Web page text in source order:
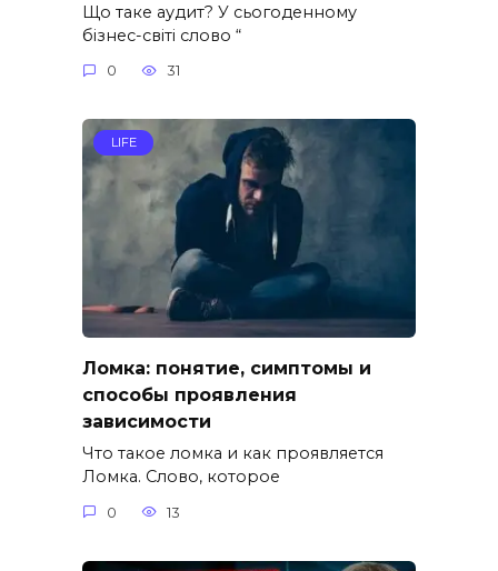
Що таке аудит? У сьогоденному
бізнес-світі слово “
0 31
LIFE
Ломка: понятие, симптомы и
способы проявления
зависимости
Что такое ломка и как проявляется
Ломка. Слово, которое
0 13